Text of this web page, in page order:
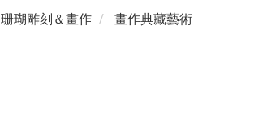
珊瑚雕刻＆畫作 畫作典藏藝術